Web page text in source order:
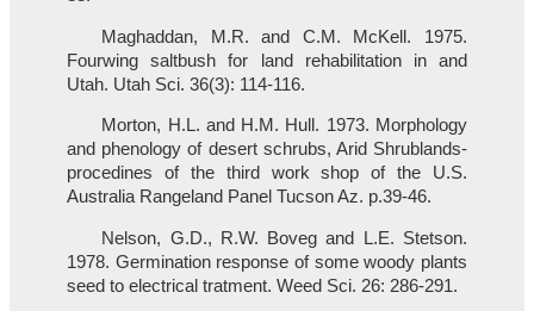
Maghaddan, M.R. and C.M. McKell. 1975.
Fourwing saltbush for land rehabilitation in and
Utah. Utah Sci. 36(3): 114-116.
Morton, H.L. and H.M. Hull. 1973. Morphology
and phenology of desert schrubs, Arid Shrublands-
procedines of the third work shop of the U.S.
Australia Rangeland Panel Tucson Az. p.39-46.
Nelson, G.D., R.W. Boveg and L.E. Stetson.
1978. Germination response of some woody plants
seed to electrical tratment. Weed Sci. 26: 286-291.